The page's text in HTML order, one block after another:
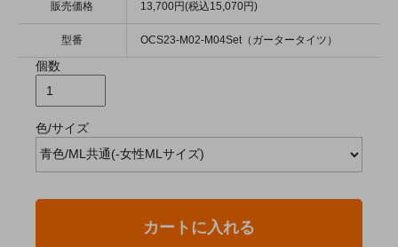
販売価格 13,700円(税込15,070円)
型番 OCS23-M02-M04Set（ガータータイツ）
個数
色/サイズ
カートに入れる